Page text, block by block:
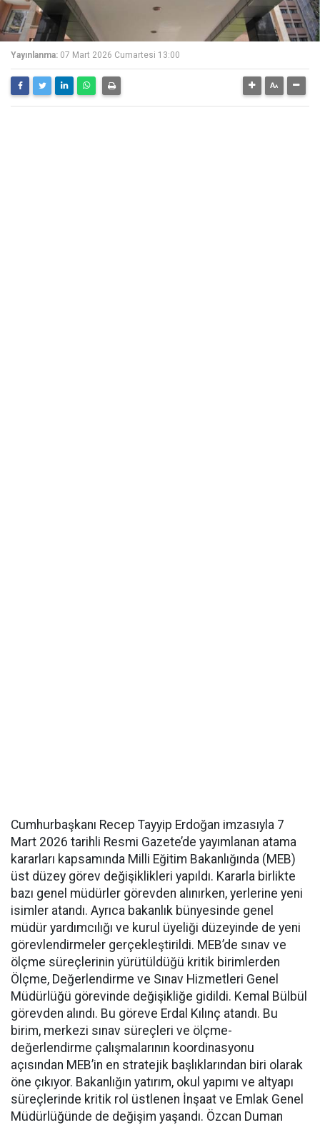
Yayınlanma: 07 Mart 2026 Cumartesi 13:00
Cumhurbaşkanı Recep Tayyip Erdoğan imzasıyla 7
Mart 2026 tarihli Resmi Gazete’de yayımlanan atama
kararları kapsamında Milli Eğitim Bakanlığında (MEB)
üst düzey görev değişiklikleri yapıldı. Kararla birlikte
bazı genel müdürler görevden alınırken, yerlerine yeni
isimler atandı. Ayrıca bakanlık bünyesinde genel
müdür yardımcılığı ve kurul üyeliği düzeyinde de yeni
görevlendirmeler gerçekleştirildi. MEB’de sınav ve
ölçme süreçlerinin yürütüldüğü kritik birimlerden
Ölçme, Değerlendirme ve Sınav Hizmetleri Genel
Müdürlüğü görevinde değişikliğe gidildi. Kemal Bülbül
görevden alındı. Bu göreve Erdal Kılınç atandı. Bu
birim, merkezi sınav süreçleri ve ölçme-
değerlendirme çalışmalarının koordinasyonu
açısından MEB’in en stratejik başlıklarından biri olarak
öne çıkıyor. Bakanlığın yatırım, okul yapımı ve altyapı
süreçlerinde kritik rol üstlenen İnşaat ve Emlak Genel
Müdürlüğünde de değişim yaşandı. Özcan Duman